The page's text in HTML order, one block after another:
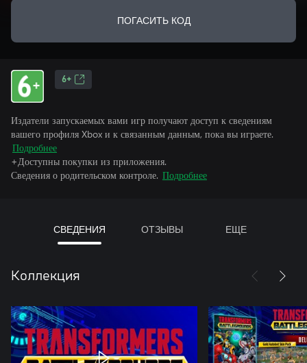
ПОГАСИТЬ КОД
6+
Издатели запускаемых вами игр получают доступ к сведениям
вашего профиля Xbox и к связанным данным, пока вы играете.
Подробнее
+Доступны покупки из приложения.
Сведения о родительском контроле. Подробнее
СВЕДЕНИЯ ОТЗЫВЫ ЕЩЕ
Коллекция